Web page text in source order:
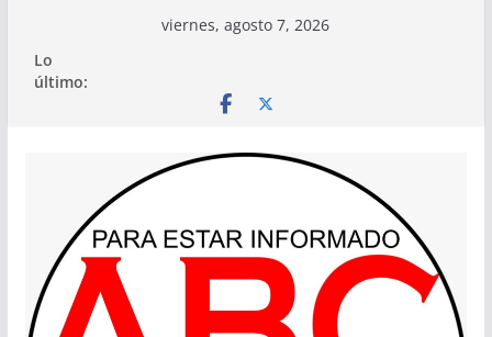
contenido
viernes, agosto 7, 2026
Lo
último: